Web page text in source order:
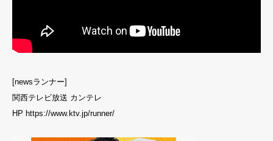
[newsランナー]
関西テレビ放送 カンテレ
HP https://www.ktv.jp/runner/